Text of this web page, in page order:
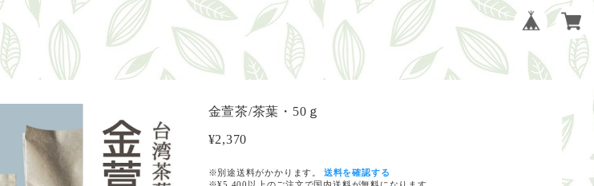
金萱茶/茶葉・50ｇ
¥2,370
※別途送料がかかります。
送料を確認する